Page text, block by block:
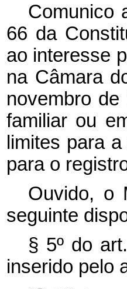
Comunico
66 da
ao interesse
na Câmara
novembro
familiar ou
limites para
para o
Ouvido, o
seguinte
§ 5º do
inserido pelo